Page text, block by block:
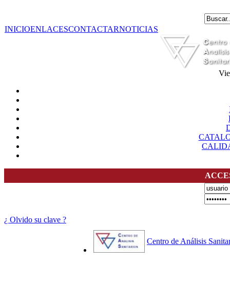
INICIOENLACESCONTACTARNOTICIAS
¿ Olvido su clave ?
Centro de Análisis